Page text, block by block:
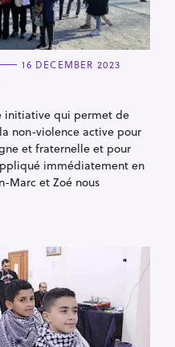
16 DECEMBER 2023
initiative qui permet de
non-violence active pour
et fraternelle et pour
immédiatement en
Marc et Zoé nous